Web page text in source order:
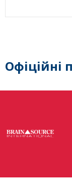
Офіційні